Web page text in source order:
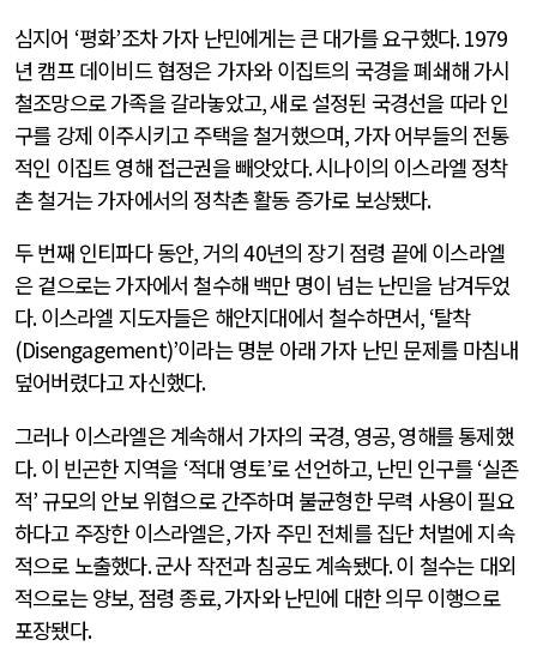
심지어 ‘평화’조차 가자 난민에게는 큰 대가를 요구했다. 1979
년 캠프 데이비드 협정은 가자와 이집트의 국경을 폐쇄해 가시
철조망으로 가족을 갈라놓았고,새로 설정된 국경선을 따라 인
구를 강제 이주시키고 주택을 철거했으며,가자 어부들의 전통
적인 이집트 영해 접근권을 빼앗았다.시나이의 이스라엘 정착
촌 철거는 가자에서의 정착촌 활동 증가로 보상됐다.
두 번째 인티파다 동안,거의40년의 장기 점령 끝에 이스라엘
은 겉으로는 가자에서 철수해 백만 명이 넘는 난민을 남겨두었
다.이스라엘 지도자들은 해안지대에서 철수하면서, ‘탈착
(Disengagement)’이라는 명분 아래 가자 난민 문제를 마침내
덮어버렸다고 자신했다.
그러나 이스라엘은 계속해서 가자의 국경, 영공,영해를 통제했
다.이 빈곤한 지역을 ‘적대 영토’로 선언하고, 난민 인구를‘실존
적’ 규모의 안보 위협으로 간주하며 불균형한 무력 사용이 필요
하다고 주장한 이스라엘은,가자 주민 전체를 집단 처벌에 지속
적으로 노출했다.군사 작전과 침공도 계속됐다.이 철수는 대외
적으로는 양보, 점령 종료,가자와 난민에 대한 의무 이행으로
포장됐다.